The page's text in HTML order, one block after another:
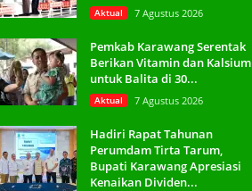
Aktual 7 Agustus 2026
Pemkab Karawang Serentak
Berikan Vitamin dan Kalsium
untuk Balita di 30...
Aktual 7 Agustus 2026
Hadiri Rapat Tahunan
Perumdam Tirta Tarum,
Bupati Karawang Apresiasi
Kenaikan Dividen...